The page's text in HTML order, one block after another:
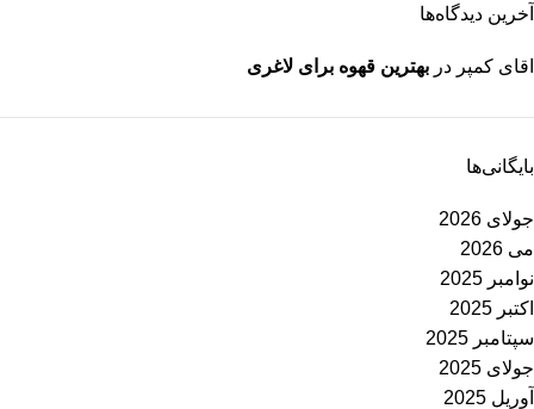
آخرین دیدگاه‌ها
اقای کمپر در بهترین قهوه برای لاغری
بایگانی‌ها
جولای 2026
می 2026
نوامبر 2025
اکتبر 2025
سپتامبر 2025
جولای 2025
آوریل 2025